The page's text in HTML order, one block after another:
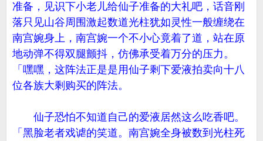
准备，见识下小老儿给仙子准备的大礼吧，话音刚
落只见山谷周围激起数道光柱犹如灵性一般缠绕在
南宫婉身上，南宫婉一个不小心竟着了道，站在原
地动弹不得双腿颤抖，仿佛承受着万分的压力。
「嘿嘿，这阵法正是是用仙子剩下爱液拍卖向十八
位各族大剩购买的阵法。
仙子恐怕不知道自己的爱液居然这么吃香吧。
「黑脸老者戏谑的笑道。南宫婉全身被数到光柱死